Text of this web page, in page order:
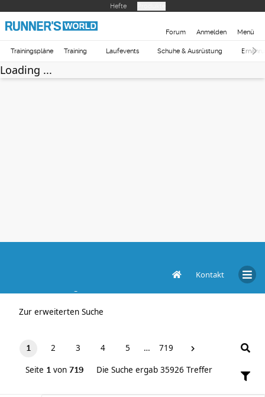
Hefte
Forum Anmelden Menü
Trainingspläne Training Laufevents Schuhe & Ausrüstung
Loading ...
Kontakt
Zur erweiterten Suche
1 2 3 4 5 … 719
Seite 1 von 719 Die Suche ergab 35926 Treffer